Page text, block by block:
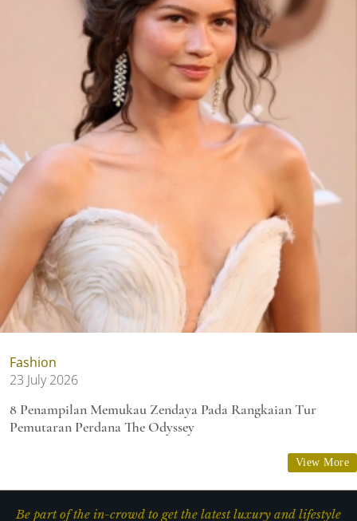
Fashion
23 July 2026
8 Penampilan Memukau Zendaya Pada Rangkaian Tur
Pemutaran Perdana The Odyssey
View More
Be part of the in-crowd to get the latest luxury and lifestyle